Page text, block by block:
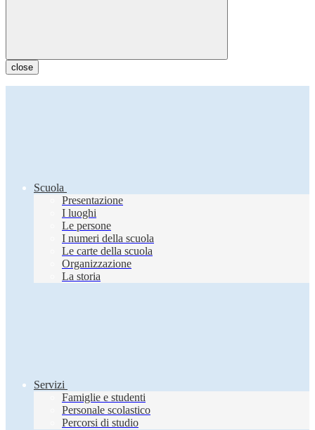
close
Scuola
Presentazione
I luoghi
Le persone
I numeri della scuola
Le carte della scuola
Organizzazione
La storia
Servizi
Famiglie e studenti
Personale scolastico
Percorsi di studio